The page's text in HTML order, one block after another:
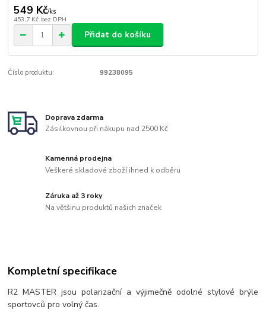
549 Kč/ks
453,7 Kč bez DPH
Přidat do košíku
Číslo produktu: 99238095
Doprava zdarma
Zásilkovnou při nákupu nad 2500 Kč
Kamenná prodejna
Veškeré skladové zboží ihned k odběru
Záruka až 3 roky
Na většinu produktů našich značek
Kompletní specifikace
R2 MASTER jsou polarizační a výjimečně odolné stylové brýle
sportovců pro volný čas.